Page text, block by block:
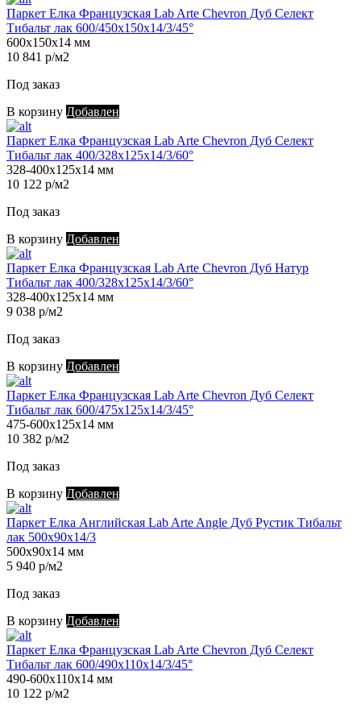
Паркет Елка Французская Lab Arte Chevron Дуб Селект
Тибальт лак 600/450х150х14/3/45°
600х150х14 мм
10 841 р/м2
Под заказ
В корзину Добавлен
Паркет Елка Французская Lab Arte Chevron Дуб Селект
Тибальт лак 400/328х125х14/3/60°
328-400х125х14 мм
10 122 р/м2
Под заказ
В корзину Добавлен
Паркет Елка Французская Lab Arte Chevron Дуб Натур
Тибальт лак 400/328х125х14/3/60°
328-400х125х14 мм
9 038 р/м2
Под заказ
В корзину Добавлен
Паркет Елка Французская Lab Arte Chevron Дуб Селект
Тибальт лак 600/475х125х14/3/45°
475-600х125х14 мм
10 382 р/м2
Под заказ
В корзину Добавлен
Паркет Елка Английская Lab Arte Angle Дуб Рустик Тибальт
лак 500х90х14/3
500х90х14 мм
5 940 р/м2
Под заказ
В корзину Добавлен
Паркет Елка Французская Lab Arte Chevron Дуб Селект
Тибальт лак 600/490х110х14/3/45°
490-600х110х14 мм
10 122 р/м2